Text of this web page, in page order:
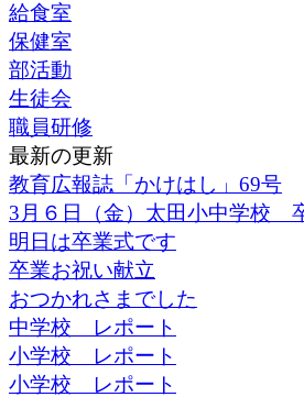
給食室
保健室
部活動
生徒会
職員研修
最新の更新
教育広報誌「かけはし」69号
3月６日（金）太田小中学校
明日は卒業式です
卒業お祝い献立
おつかれさまでした
中学校 レポート
小学校 レポート
小学校 レポート